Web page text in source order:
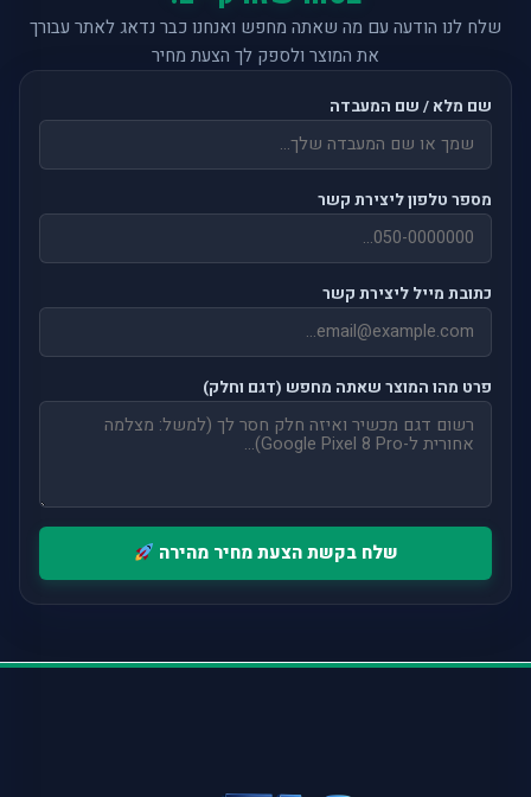
שלח לנו הודעה עם מה שאתה מחפש ואנחנו כבר נדאג לאתר עבורך
את המוצר ולספק לך הצעת מחיר
שם מלא / שם המעבדה
מספר טלפון ליצירת קשר
כתובת מייל ליצירת קשר
פרט מהו המוצר שאתה מחפש (דגם וחלק)
שלח בקשת הצעת מחיר מהירה